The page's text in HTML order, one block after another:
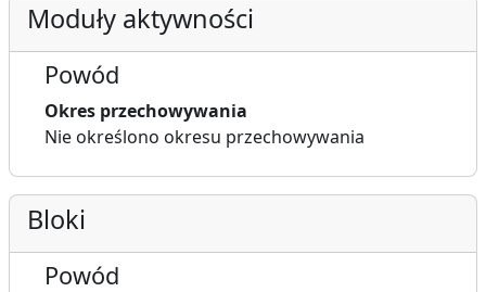
Moduły aktywności
Powód
Okres przechowywania
Nie określono okresu przechowywania
Bloki
Powód